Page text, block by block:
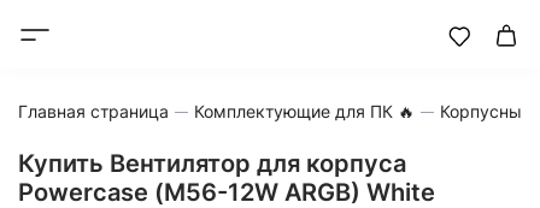
Главная страница Комплектующие для ПК 🔥 Корпусные
Купить Вентилятор для корпуса
Powercase (M56-12W ARGB) White